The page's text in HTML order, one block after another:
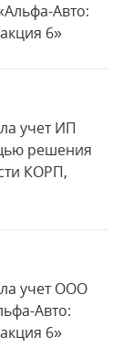
Авто:
6»
учет ИП
решения
КОРП,
учет ООО
Авто:
6»